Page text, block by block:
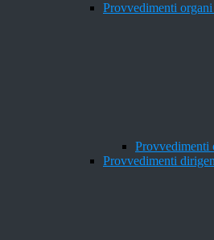
Provvedimenti
Provvedimenti
Provvedimenti